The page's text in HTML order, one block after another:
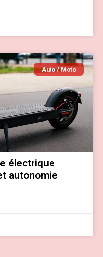
Auto / Moto
électrique
autonomie